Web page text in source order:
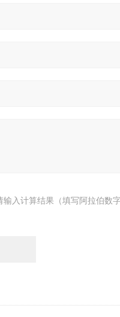
输入计算结果（填写阿拉伯数